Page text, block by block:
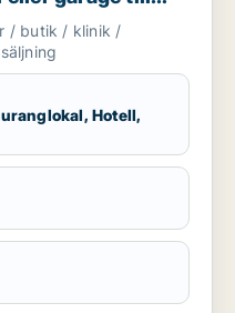
eller
/ butik / klinik /
Hotell,